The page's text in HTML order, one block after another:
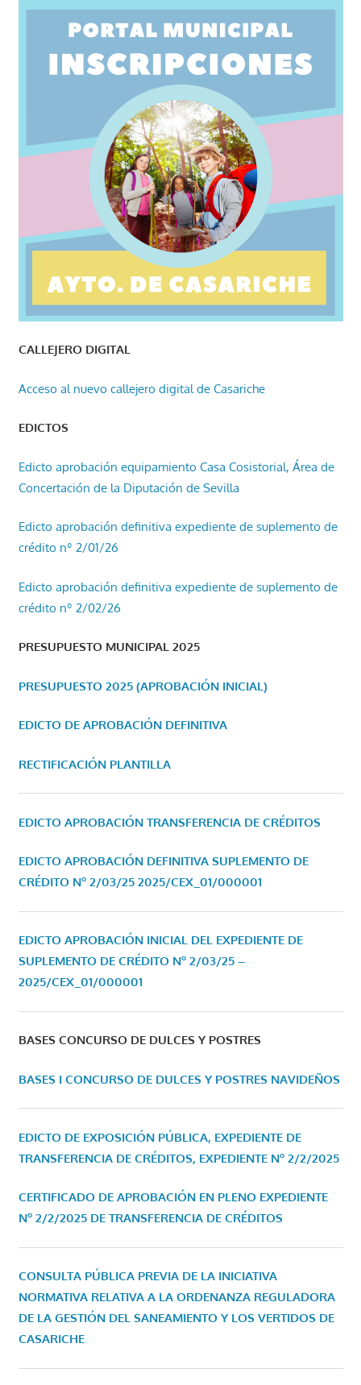
CALLEJERO DIGITAL
Acceso al nuevo callejero digital de Casariche
EDICTOS
Edicto aprobación equipamiento Casa Cosistorial, Área de
Concertación de la Diputación de Sevilla
Edicto aprobación definitiva expediente de suplemento de
crédito nº 2/01/26
Edicto aprobación definitiva expediente de suplemento de
crédito nº 2/02/26
PRESUPUESTO MUNICIPAL 2025
PRESUPUESTO 2025 (APROBACIÓN INICIAL)
EDICTO DE APROBACIÓN DEFINITIVA
RECTIFICACIÓN PLANTILLA
EDICTO APROBACIÓN TRANSFERENCIA DE CRÉDITOS
EDICTO APROBACIÓN DEFINITIVA SUPLEMENTO DE
CRÉDITO Nº 2/03/25 2025/CEX_01/000001
EDICTO APROBACIÓN INICIAL DEL EXPEDIENTE DE
SUPLEMENTO DE CRÉDITO Nº 2/03/25 –
2025/CEX_01/000001
BASES CONCURSO DE DULCES Y POSTRES
BASES I CONCURSO DE DULCES Y POSTRES NAVIDEÑOS
EDICTO DE EXPOSICIÓN PÚBLICA, EXPEDIENTE DE
TRANSFERENCIA DE CRÉDITOS, EXPEDIENTE Nº 2/2/2025
CERTIFICADO DE APROBACIÓN EN PLENO EXPEDIENTE
Nº 2/2/2025 DE TRANSFERENCIA DE CRÉDITOS
CONSULTA PÚBLICA PREVIA DE LA INICIATIVA
NORMATIVA RELATIVA A LA ORDENANZA REGULADORA
DE LA GESTIÓN DEL SANEAMIENTO Y LOS VERTIDOS DE
CASARICHE